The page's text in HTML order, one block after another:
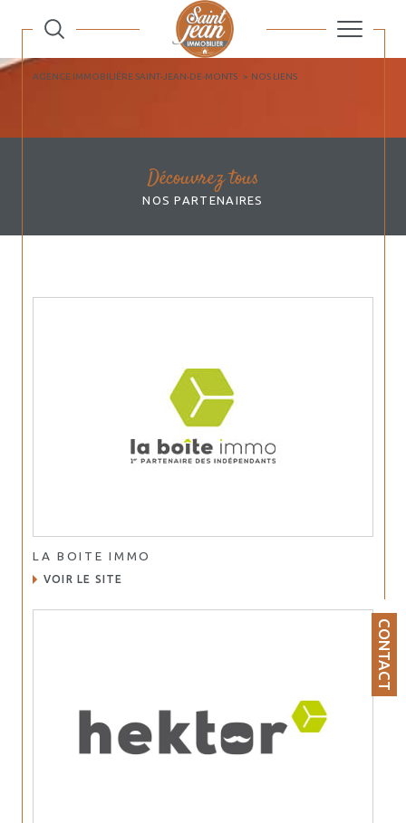
CONTACT
AGENCE IMMOBILIÈRE SAINT-JEAN-DE-MONTS NOS LIENS
Découvrez tous
NOS PARTENAIRES
LA BOITE IMMO
VOIR LE SITE